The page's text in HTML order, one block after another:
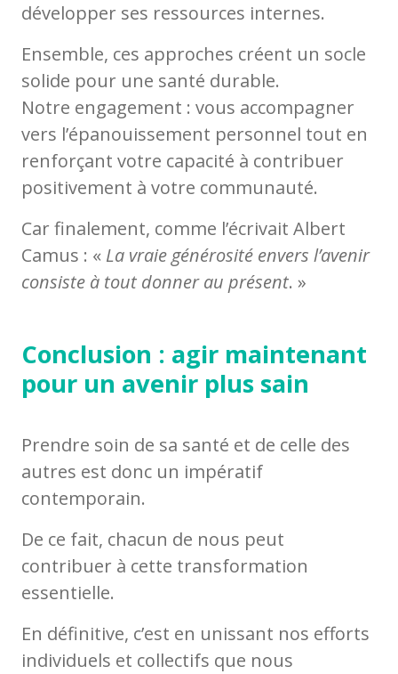
développer ses ressources internes.
Ensemble, ces approches créent un socle
solide pour une santé durable.
Notre engagement : vous accompagner
vers l’épanouissement personnel tout en
renforçant votre capacité à contribuer
positivement à votre communauté.
Car finalement, comme l’écrivait Albert
Camus : « La vraie générosité envers l’avenir
consiste à tout donner au présent. »
Conclusion : agir maintenant
pour un avenir plus sain
Prendre soin de sa santé et de celle des
autres est donc un impératif
contemporain.
De ce fait, chacun de nous peut
contribuer à cette transformation
essentielle.
En définitive, c’est en unissant nos efforts
individuels et collectifs que nous